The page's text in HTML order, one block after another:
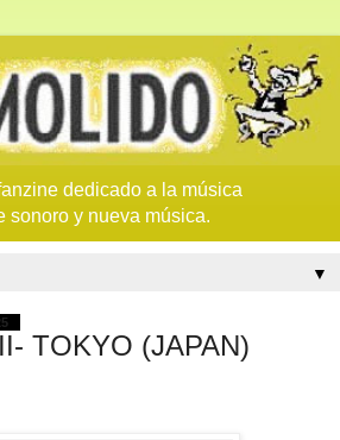
dedicado a la música
sonoro y nueva música.
▼
TOKYO (JAPAN)